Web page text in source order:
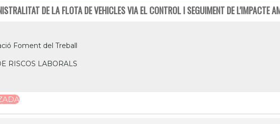
Institut d’Estudis
DE LA FLOTA DE VEHICLES VIA EL CONTROL I SEGUIMENT DE L'IMPACTE
Foment del Treball
RISCOS LABORALS